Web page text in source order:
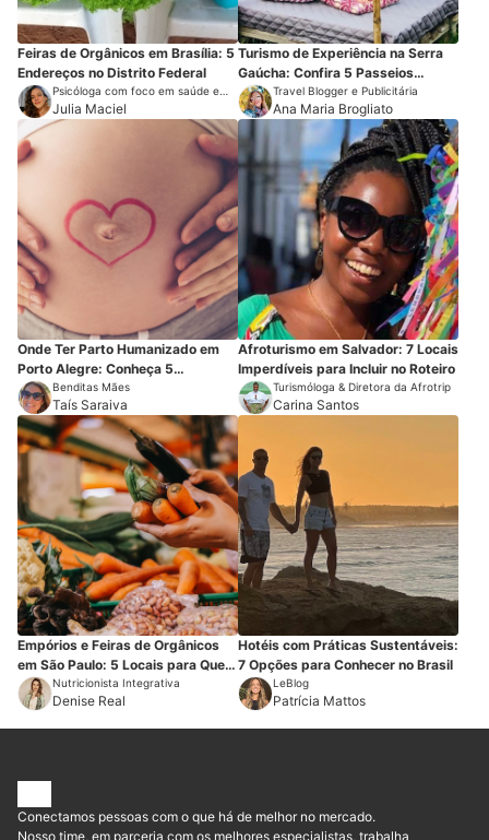
Feiras de Orgânicos em Brasília: 5
Endereços no Distrito Federal
Psicóloga com foco em saúde e
meio ambiente
Julia Maciel
Turismo de Experiência na Serra
Gaúcha: Confira 5 Passeios
Imperdíveis
Travel Blogger e Publicitária
Ana Maria Brogliato
Onde Ter Parto Humanizado em
Porto Alegre: Conheça 5
Maternidades
Benditas Mães
Taís Saraiva
Afroturismo em Salvador: 7 Locais
Imperdíveis para Incluir no Roteiro
Turismóloga & Diretora da Afrotrip
Carina Santos
Empórios e Feiras de Orgânicos
em São Paulo: 5 Locais para Quem
Mora ou Visita a Capital
Nutricionista Integrativa
Denise Real
Hotéis com Práticas Sustentáveis:
7 Opções para Conhecer no Brasil
LeBlog
Patrícia Mattos
Conectamos pessoas com o que há de melhor no mercado.
Nosso time, em parceria com os melhores especialistas, trabalha